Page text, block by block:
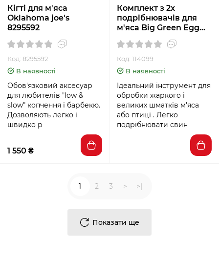
Кігті для м'яса
Oklahoma joe's
8295592
Код: 8295592
В наявності
Обов'язковий аксесуар
для любителів "low &
slow" копчення і барбекю.
Дозволяють легко і
швидко р
1 550 ₴
Комплект з 2х
подрібнювачів для
м'яса Big Green Egg
Код: 114099
В наявності
Ідеальний інструмент для
обробки жаркого і
великих шматків м'яса
або птиці . Легко
подрібнювати свин
Показати ще
1 2 3 > >|